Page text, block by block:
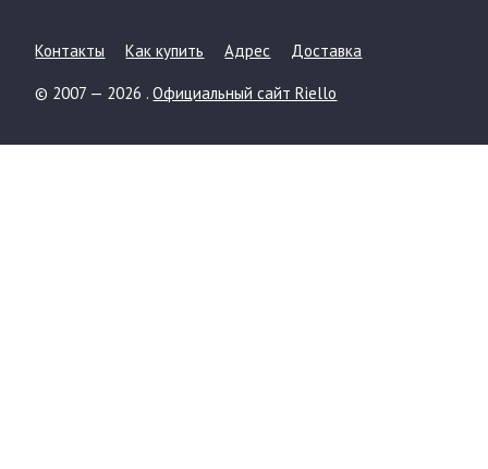
Контакты Как купить Адрес Доставка
© 2007 — 2026 .Официальный сайт Riello